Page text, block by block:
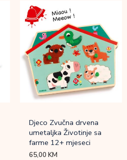
Djeco Zvučna drvena
umetaljka Životinje sa
farme 12+ mjeseci
65,00KM